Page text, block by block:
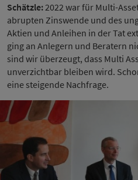
Schätzle: 2022 war für Multi-
abrupten Zinswende und des
Aktien und Anleihen in der Tat
ging an Anlegern und Beratern
sind wir überzeugt, dass Multi
unverzichtbar bleiben wird.
eine steigende Nachfrage.